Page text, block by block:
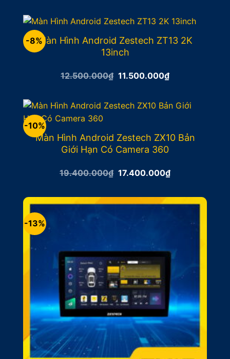
15.500.000₫.
-8%Màn Hình Android Zestech ZT13 2K
13inch
12.500.000₫ Giá
12.500.000₫.
11.500.000₫Giá
hiện
11.500.000₫.
-10%
Màn Hình Android Zestech ZX10 Bản
Giới Hạn Có Camera 360
19.400.000₫ Giá
19.400.000₫.
17.400.000₫Giá
hiện
là:
17.400.000₫.
-13%